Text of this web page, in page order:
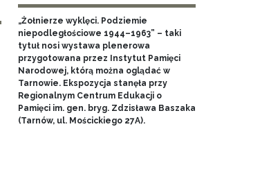
„Żołnierze wyklęci. Podziemie
niepodległościowe 1944–1963” – taki
tytuł nosi wystawa plenerowa
przygotowana przez Instytut Pamięci
Narodowej, którą można oglądać w
Tarnowie. Ekspozycja stanęła przy
Regionalnym Centrum Edukacji o
Pamięci im. gen. bryg. Zdzisława Baszaka
(Tarnów, ul. Mościckiego 27A).